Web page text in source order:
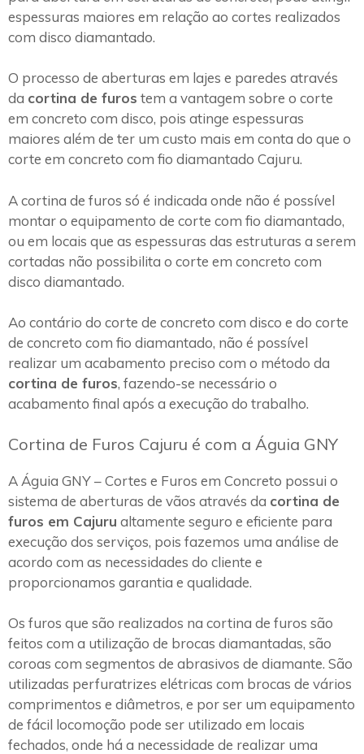
espessuras maiores em relação ao cortes realizados
com disco diamantado.
O processo de aberturas em lajes e paredes através
da cortina de furos tem a vantagem sobre o corte
em concreto com disco, pois atinge espessuras
maiores além de ter um custo mais em conta do que o
corte em concreto com fio diamantado Cajuru.
A cortina de furos só é indicada onde não é possível
montar o equipamento de corte com fio diamantado,
ou em locais que as espessuras das estruturas a serem
cortadas não possibilita o corte em concreto com
disco diamantado.
Ao contário do corte de concreto com disco e do corte
de concreto com fio diamantado, não é possível
realizar um acabamento preciso com o método da
cortina de furos, fazendo-se necessário o
acabamento final após a execução do trabalho.
Cortina de Furos Cajuru é com a Águia GNY
A Águia GNY – Cortes e Furos em Concreto possui o
sistema de aberturas de vãos através da cortina de
furos em Cajuru altamente seguro e eficiente para
execução dos serviços, pois fazemos uma análise de
acordo com as necessidades do cliente e
proporcionamos garantia e qualidade.
Os furos que são realizados na cortina de furos são
feitos com a utilização de brocas diamantadas, são
coroas com segmentos de abrasivos de diamante. São
utilizadas perfuratrizes elétricas com brocas de vários
comprimentos e diâmetros, e por ser um equipamento
de fácil locomoção pode ser utilizado em locais
fechados, onde há a necessidade de realizar uma